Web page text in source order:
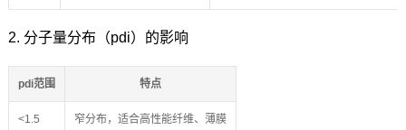
2. 分子量分布（pdi）的影响
pdi范围 特点
<1.5 窄分布，适合高性能纤维、薄膜